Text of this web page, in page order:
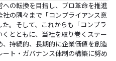
の転換を目指し、プロ革命を推進
の隅々まで「コンプライアンス意
。そして、これからも「コンプラ
とともに、当社を取り巻くステー
持続的、長期的に企業価値を創造
ト・ガバナンス体制の構築に努め